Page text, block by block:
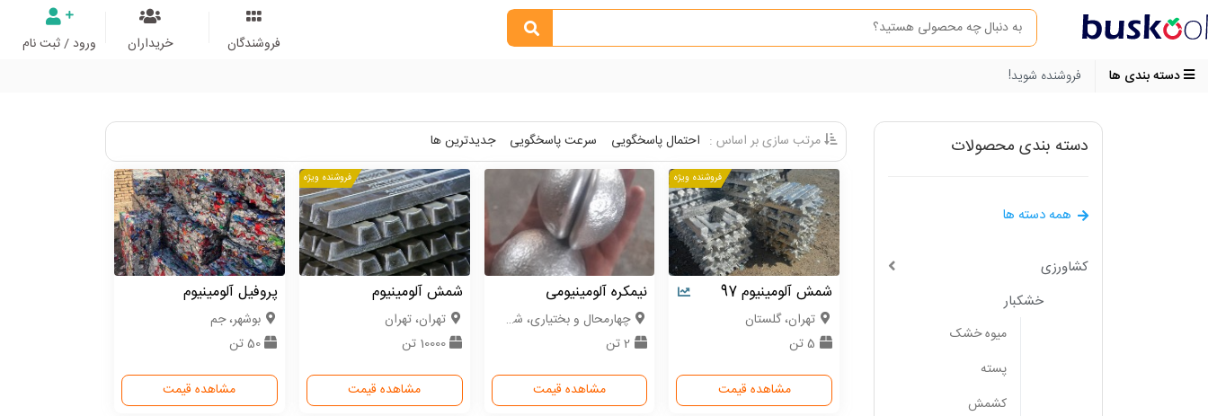
ورود / ثبت نام خریداران
فروشندگان
دسته بندی ها
فروشنده شوید!
مرتب سازی بر اساس : احتمال پاسخگویی سرعت پاسخگویی جدیدترین ها
فروشنده ویژه
شمش آلومینیوم 97
تهران، گلستان
5 تن
مشاهده قیمت
نیمکره آلومینیومی
چهارمحال و بختیاری، شهرکرد
2 تن
مشاهده قیمت
فروشنده ویژه
شمش آلومینیوم
تهران، تهران
10000 تن
مشاهده قیمت
پروفیل آلومینیوم
بوشهر، جم
50 تن
مشاهده قیمت
دسته بندی محصولات
همه دسته ها
کشاورزی
خشکبار
میوه خشک
پسته
کشمش